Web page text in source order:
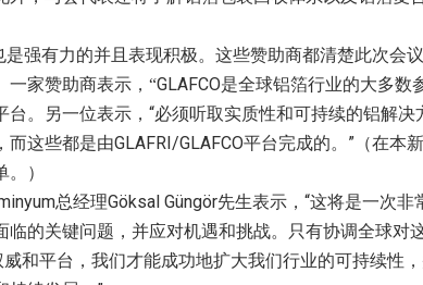
强有力的并且表现积极。这些赞助商都清楚此次会
一家赞助商表示，“GLAFCO是全球铝箔行业的大多数
。另一位表示， “必须听取实质性和可持续的铝解决
而这些都是由GLAFRI/GLAFCO平台完成的。 ” （在本
）
总经理Göksal Güngör先生表示， “这将是一次非
临的关键问题，并应对机遇和挑战。只有协调全球对
威和平台，我们才能成功地扩大我们行业的可持续性